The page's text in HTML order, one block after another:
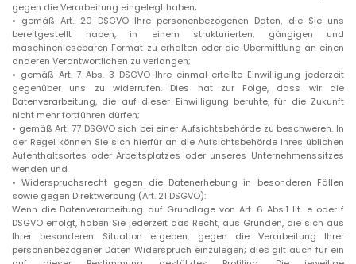
gegen die Verarbeitung eingelegt haben;
• gemäß Art. 20 DSGVO Ihre personenbezogenen Daten, die Sie uns
bereitgestellt haben, in einem strukturierten, gängigen und
maschinenlesebaren Format zu erhalten oder die Übermittlung an einen
anderen Verantwortlichen zu verlangen;
• gemäß Art. 7 Abs. 3 DSGVO Ihre einmal erteilte Einwilligung jederzeit
gegenüber uns zu widerrufen. Dies hat zur Folge, dass wir die
Datenverarbeitung, die auf dieser Einwilligung beruhte, für die Zukunft
nicht mehr fortführen dürfen;
• gemäß Art. 77 DSGVO sich bei einer Aufsichtsbehörde zu beschweren. In
der Regel können Sie sich hierfür an die Aufsichtsbehörde Ihres üblichen
Aufenthaltsortes oder Arbeitsplatzes oder unseres Unternehmenssitzes
wenden und
• Widerspruchsrecht gegen die Datenerhebung in besonderen Fällen
sowie gegen Direktwerbung (Art. 21 DSGVO):
Wenn die Datenverarbeitung auf Grundlage von Art. 6 Abs.1 lit. e oder f
DSGVO erfolgt, haben Sie jederzeit das Recht, aus Gründen, die sich aus
Ihrer besonderen Situation ergeben, gegen die Verarbeitung Ihrer
personenbezogener Daten Widerspruch einzulegen; dies gilt auch für ein